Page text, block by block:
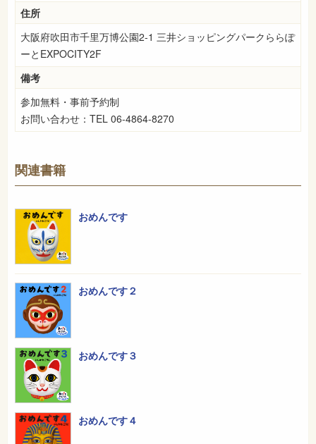
住所
大阪府吹田市千里万博公園2-1 三井ショッピングパークららぽ
ーとEXPOCITY2F
備考
参加無料・事前予約制
お問い合わせ：TEL 06-4864-8270
関連書籍
おめんです
おめんです２
おめんです３
おめんです４